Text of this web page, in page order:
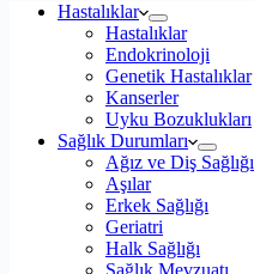
Hastalıklar
Hastalıklar
Endokrinoloji
Genetik Hastalıklar
Kanserler
Uyku Bozuklukları
Sağlık Durumları
Ağız ve Diş Sağlığı
Aşılar
Erkek Sağlığı
Geriatri
Halk Sağlığı
Sağlık Mevzuatı